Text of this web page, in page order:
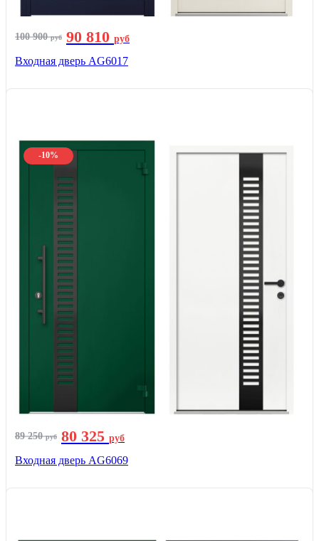
100 900руб 90 810 руб
Входная дверь AG6017
-10%
89 250руб 80 325 руб
Входная дверь AG6069